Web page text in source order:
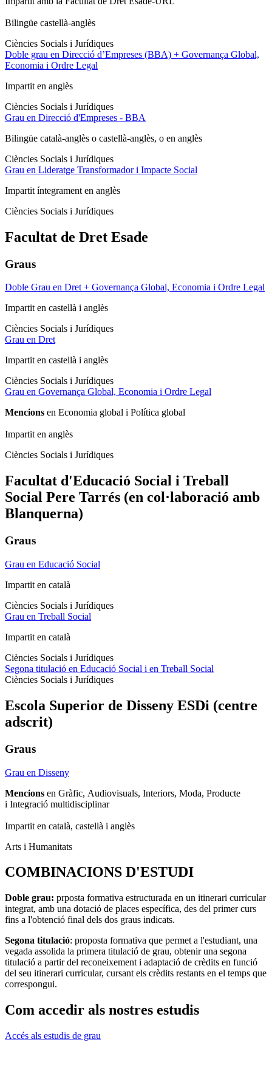
Bilingüe castellà-anglès
Ciències Socials i Jurídiques
Doble grau en Direcció d’Empreses (BBA) + Governança Global,
Economia i Ordre Legal
Impartit en anglès
Ciències Socials i Jurídiques
Grau en Direcció d'Empreses - BBA
Bilingüe català-anglès o castellà-anglès, o en anglès
Ciències Socials i Jurídiques
Grau en Lideratge Transformador i Impacte Social
Impartit íntegrament en anglès
Ciències Socials i Jurídiques
Facultat de Dret Esade
Graus
Doble Grau en Dret + Governança Global, Economia i Ordre Legal
Impartit en castellà i anglès
Ciències Socials i Jurídiques
Grau en Dret
Impartit en castellà i anglès
Ciències Socials i Jurídiques
Grau en Governança Global, Economia i Ordre Legal
Mencions en Economia global i Política global
Impartit en anglès
Ciències Socials i Jurídiques
Facultat d'Educació Social i Treball
Social Pere Tarrés (en col·laboració amb
Blanquerna)
Graus
Grau en Educació Social
Impartit en català
Ciències Socials i Jurídiques
Grau en Treball Social
Impartit en català
Ciències Socials i Jurídiques
Segona titulació en Educació Social i en Treball Social
Ciències Socials i Jurídiques
Escola Superior de Disseny ESDi (centre
adscrit)
Graus
Grau en Disseny
Mencions en Gràfic, Audiovisuals, Interiors, Moda, Producte
i Integració multidisciplinar
Impartit en català, castellà i anglès
Arts i Humanitats
COMBINACIONS D'ESTUDI
Doble grau: prposta formativa estructurada en un itinerari curricular
integrat, amb una dotació de places específica, des del primer curs
fins a l'obtenció final dels dos graus indicats.
Segona titulació: proposta formativa que permet a l'estudiant, una
vegada assolida la primera titulació de grau, obtenir una segona
titulació a partir del reconeixement i adaptació de crèdits en funció
del seu itinerari curricular, cursant els crèdits restants en el temps que
correspongui.
Com accedir als nostres estudis
Accés als estudis de grau